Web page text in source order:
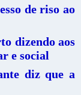
de riso ao
dizendo aos
e social
diz que a